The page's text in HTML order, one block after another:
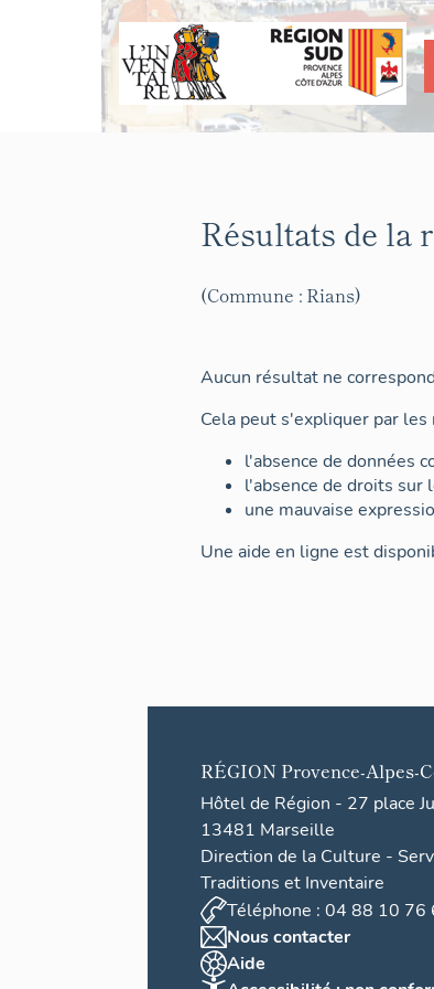
Résultats de la
(Commune : Rians)
Aucun résultat ne
Cela peut s'expliquer par les
l'absence de données
l'absence de droits sur
une mauvaise
Une aide en ligne est
RÉGION Provence-Alpes-
Hôtel de Région - 27 place
13481 Marseille
Direction de la Culture -
Traditions et Inventaire
Téléphone : 04 88 10 76
Nous contacter
Aide